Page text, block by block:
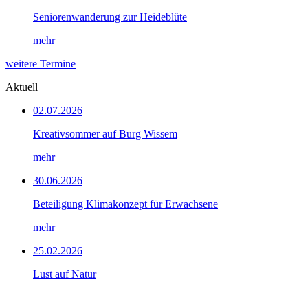
Seniorenwanderung zur Heideblüte
mehr
weitere Termine
Aktuell
02.07.2026
Kreativsommer auf Burg Wissem
mehr
30.06.2026
Beteiligung Klimakonzept für Erwachsene
mehr
25.02.2026
Lust auf Natur